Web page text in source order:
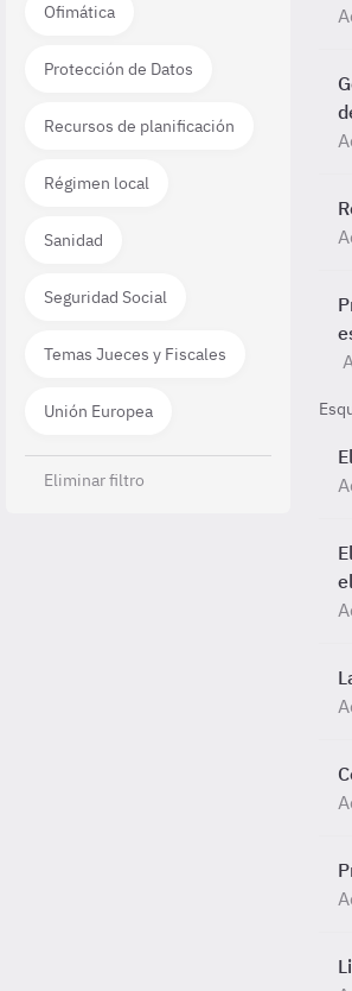
Ofimática
Protección de Datos
Recursos de planificación
Régimen local
Sanidad
Seguridad Social
Temas Jueces y Fiscales
Unión Europea
Eliminar filtro